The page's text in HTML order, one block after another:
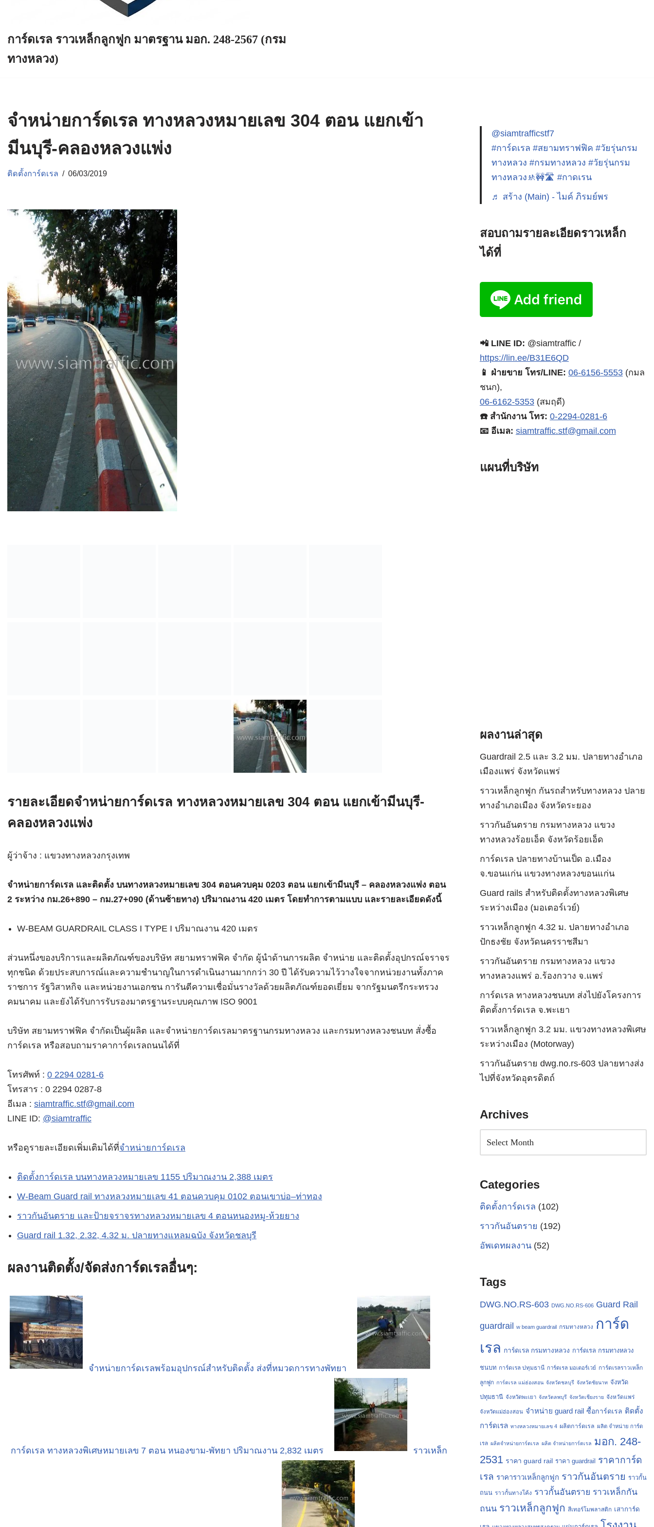
การ์ดเรล ราวเหล็กลูกฟูก มาตรฐาน มอก. 248-2567 (กรม
ทางหลวง)
จำหน่ายการ์ดเรล ทางหลวงหมายเลข 304 ตอน แยกเข้า
มีนบุรี-คลองหลวงแพ่ง
ติดตั้งการ์ดเรล 06/03/2019
รายละเอียดจำหน่ายการ์ดเรล ทางหลวงหมายเลข 304 ตอน แยกเข้ามีนบุรี-
คลองหลวงแพ่ง
ผู้ว่าจ้าง : แขวงทางหลวงกรุงเทพ
จำหน่ายการ์ดเรล และติดตั้ง บนทางหลวงหมายเลข 304 ตอนควบคุม 0203 ตอน แยกเข้ามีนบุรี – คลองหลวงแพ่ง ตอน
2 ระหว่าง กม.26+890 – กม.27+090 (ด้านซ้ายทาง) ปริมาณงาน 420 เมตร โดยทำการตามแบบ และรายละเอียดดังนี้
W-BEAM GUARDRAIL CLASS I TYPE I ปริมาณงาน 420 เมตร
ส่วนหนึ่งของบริการและผลิตภัณฑ์ของบริษัท สยามทราฟฟิค จำกัด ผู้นำด้านการผลิต จำหน่าย และติดตั้งอุปกรณ์จราจร
ทุกชนิด ด้วยประสบการณ์และความชำนาญในการดำเนินงานมากกว่า 30 ปี ได้รับความไว้วางใจจากหน่วยงานทั้งภาค
ราชการ รัฐวิสาหกิจ และหน่วยงานเอกชน การันตีความเชื่อมั่นรางวัลด้วยผลิตภัณฑ์ยอดเยี่ยม จากรัฐมนตรีกระทรวง
คมนาคม และยังได้รับการรับรองมาตรฐานระบบคุณภาพ ISO 9001
บริษัท สยามทราฟฟิค จำกัดเป็นผู้ผลิต และจำหน่ายการ์ดเรลมาตรฐานกรมทางหลวง และกรมทางหลวงชนบท สั่งซื้อ
การ์ดเรล หรือสอบถามราคาการ์ดเรลถนนได้ที่
โทรศัพท์ : 0 2294 0281-6
โทรสาร : 0 2294 0287-8
อีเมล : siamtraffic.stf@gmail.com
LINE ID: @siamtraffic
หรือดูรายละเอียดเพิ่มเติมได้ที่จำหน่ายการ์ดเรล
ติดตั้งการ์ดเรล บนทางหลวงหมายเลข 1155 ปริมาณงาน 2,388 เมตร
W-Beam Guard rail ทางหลวงหมายเลข 41 ตอนควบคุม 0102 ตอนเขาบ่อ–ท่าทอง
ราวกันอันตราย และป้ายจราจรทางหลวงหมายเลข 4 ตอนหนองหมู-ห้วยยาง
Guard rail 1.32, 2.32, 4.32 ม. ปลายทางแหลมฉบัง จังหวัดชลบุรี
ผลงานติดตั้ง/จัดส่งการ์ดเรลอื่นๆ:
จำหน่ายการ์ดเรลพร้อมอุปกรณ์สำหรับติดตั้ง ส่งที่หมวดการทางพัทยา
การ์ดเรล ทางหลวงพิเศษหมายเลข 7 ตอน หนองขาม-พัทยา ปริมาณงาน 2,832 เมตร ราวเหล็ก
@siamtrafficstf7
#การ์ดเรล #สยามทราฟฟิค #วัยรุ่นกรม
ทางหลวง #กรมทางหลวง #วัยรุ่นกรม
ทางหลวง🚸🚧🛣️ #กาดเรน
♬ สร้าง (Main) - ไมค์ ภิรมย์พร
สอบถามรายละเอียดราวเหล็ก
ได้ที่
📲 LINE ID: @siamtraffic /
https://lin.ee/B31E6QD
📱 ฝ่ายขาย โทร/LINE: 06-6156-5553(กมล
ชนก),
06-6162-5353(สมฤดี)
☎️ สำนักงาน โทร: 0-2294-0281-6
📧 อีเมล: siamtraffic.stf@gmail.com
แผนที่บริษัท
ผลงานล่าสุด
Guardrail 2.5 และ 3.2 มม. ปลายทางอำเภอ
เมืองแพร่ จังหวัดแพร่
ราวเหล็กลูกฟูก กันรถสําหรับทางหลวง ปลาย
ทางอำเภอเมือง จังหวัดระยอง
ราวกันอันตราย กรมทางหลวง แขวง
ทางหลวงร้อยเอ็ด จังหวัดร้อยเอ็ด
การ์ดเรล ปลายทางบ้านเป็ด อ.เมือง
จ.ขอนแก่น แขวงทางหลวงขอนแก่น
Guard rails สำหรับติดตั้งทางหลวงพิเศษ
ระหว่างเมือง (มอเตอร์เวย์)
ราวเหล็กลูกฟูก 4.32 ม. ปลายทางอำเภอ
ปักธงชัย จังหวัดนครราชสีมา
ราวกันอันตราย กรมทางหลวง แขวง
ทางหลวงแพร่ อ.ร้องกวาง จ.แพร่
การ์ดเรล ทางหลวงชนบท ส่งไปยังโครงการ
ติดตั้งการ์ดเรล จ.พะเยา
ราวเหล็กลูกฟูก 3.2 มม. แขวงทางหลวงพิเศษ
ระหว่างเมือง (Motorway)
ราวกันอันตราย dwg.no.rs-603 ปลายทางส่ง
ไปที่จังหวัดอุตรดิตถ์
Archives
Categories
ติดตั้งการ์ดเรล (102)
ราวกันอันตราย (192)
อัพเดทผลงาน(52)
Tags
DWG.NO.RS-603 DWG.NO.RS-606 Guard Rail
guardrail w beam guardrail กรมทางหลวง การ์ด
เรล การ์ดเรล กรมทางหลวง การ์ดเรล กรมทางหลวง
ชนบท การ์ดเรล ปทุมธานี การ์ดเรล มอเตอร์เวย์ การ์ดเรลราวเหล็ก
ลูกฟูก การ์ดเรล แม่ฮ่องสอน จังหวัดชลบุรี จังหวัดชัยนาท จังหวัด
ปทุมธานี จังหวัดพะเยา จังหวัดลพบุรี จังหวัดเชียงราย จังหวัดแพร่
จังหวัดแม่ฮ่องสอน จำหน่าย guard rail ซื้อการ์ดเรล ติดตั้ง
การ์ดเรล ทางหลวงหมายเลข 4 ผลิตการ์ดเรล ผลิต จำหน่าย การ์ด
เรล ผลิตจำหน่ายการ์ดเรล ผลิต จำหน่ายการ์ดเรล มอก. 248-
2531 ราคา guard rail ราคา guardrail
ราคาการ์ด
เรล ราคาราวเหล็กลูกฟูก ราวกันอันตราย ราวกั้น
ถนน ราวกั้นทางโค้ง ราวกั้นอันตราย ราวเหล็กกัน
ถนน ราวเหล็กลูกฟูก สีเทอร์โมพลาสติก เสาการ์ด